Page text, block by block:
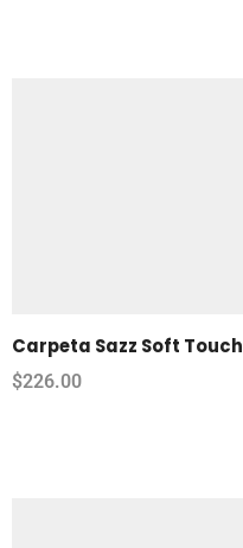
Carpeta Sazz Soft Touch
$226.00